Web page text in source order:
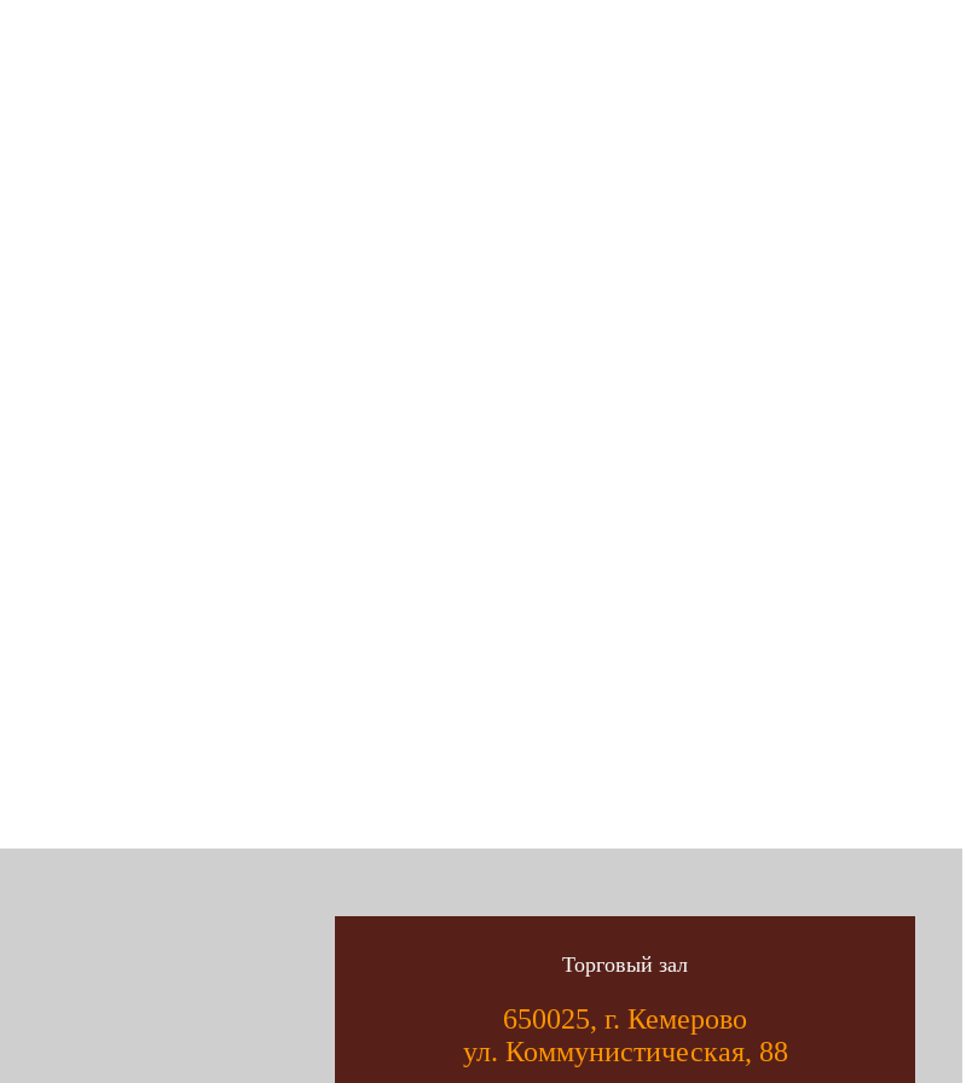
Торговый зал
650025, г. Кемерово
ул. Коммунистическая, 88